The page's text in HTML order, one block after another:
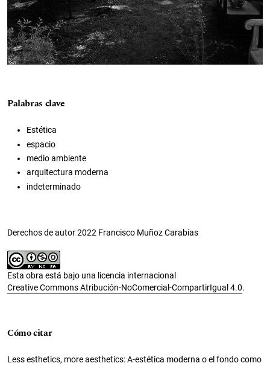
Palabras clave
Estética
espacio
medio ambiente
arquitectura moderna
indeterminado
Derechos de autor 2022 Francisco Muñoz Carabias
Esta obra está bajo una licencia internacional
Creative Commons Atribución-NoComercial-CompartirIgual 4.0.
Cómo citar
Less esthetics, more aesthetics: A-estética moderna o el fondo como